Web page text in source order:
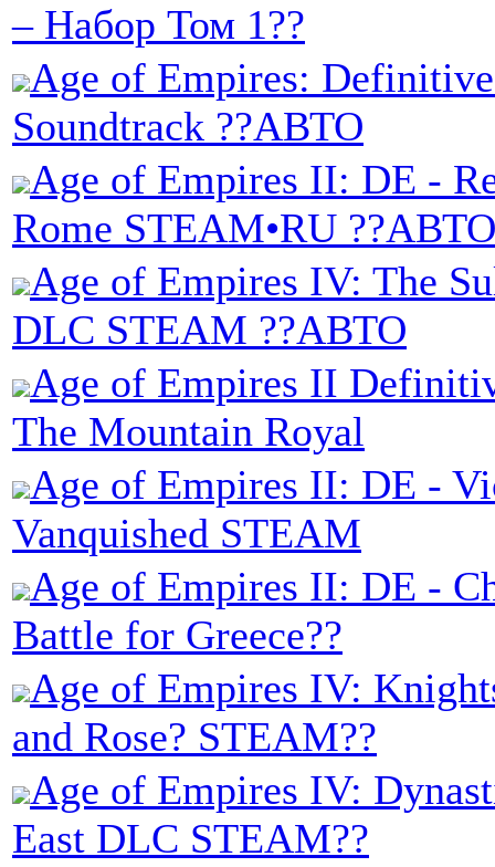
– Набор Том 1??
Age of Empires:
Soundtrack ??АВТО
Age of Empires II: DE -
Rome STEAM•RU ??АВТО
Age of Empires IV: The
DLC STEAM ??АВТО
Age of Empires II
The Mountain Royal
Age of Empires II: DE -
Vanquished STEAM
Age of Empires II: DE -
Battle for Greece??
Age of Empires IV:
and Rose? STEAM??
Age of Empires IV:
East DLC STEAM??